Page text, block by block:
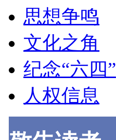
思想争鸣
文化之角
纪念“六四”
人权信息